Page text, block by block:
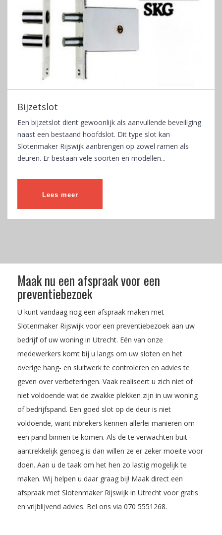
Bijzetslot
Een bijzetslot dient gewoonlijk als aanvullende beveiliging
naast een bestaand hoofdslot. Dit type slot kan
Slotenmaker Rijswijk aanbrengen op zowel ramen als
deuren. Er bestaan vele soorten en modellen...
Lees meer
Maak nu een afspraak voor een
preventiebezoek
U kunt vandaag nog een afspraak maken met
Slotenmaker Rijswijk voor een preventiebezoek aan uw
bedrijf of uw woning in Utrecht. Eén van onze
medewerkers komt bij u langs om uw sloten en het
overige hang- en sluitwerk te controleren en advies te
geven over verbeteringen. Vaak realiseert u zich niet of
niet voldoende wat de zwakke plekken zijn in uw woning
of bedrijfspand. Een goed slot op de deur is niet
voldoende, want inbrekers kennen allerlei manieren om
een pand binnen te komen. Als de te verwachten buit
aantrekkelijk genoeg is dan willen ze er zeker moeite voor
doen. Aan u de taak om het hen zo lastig mogelijk te
maken. Wij helpen u daar graag bij! Maak direct een
afspraak met Slotenmaker Rijswijk in Utrecht voor gratis
en vrijblijvend advies. Bel ons via 070 5551268.